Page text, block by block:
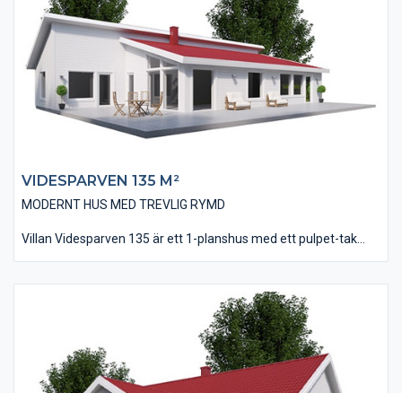
möts av vardagsrummets stora fönsterpartier när man kliver in
i huset ger ett trevligt välkomnande.
VIDESPARVEN 135 M²​
MODERNT HUS MED TREVLIG RYMD
Villan Videsparven 135 är ett 1-planshus med ett pulpet-tak
villan ett modernt formspråk och taket kan med fördel utföras
Huset är på 135 kvm i boyta och innehåller tre stycken rymliga
sovrum. Huset har en öppen planlösning men där kökets stora
köksö ger en bra avgränsning mot vardagsrummet, och att